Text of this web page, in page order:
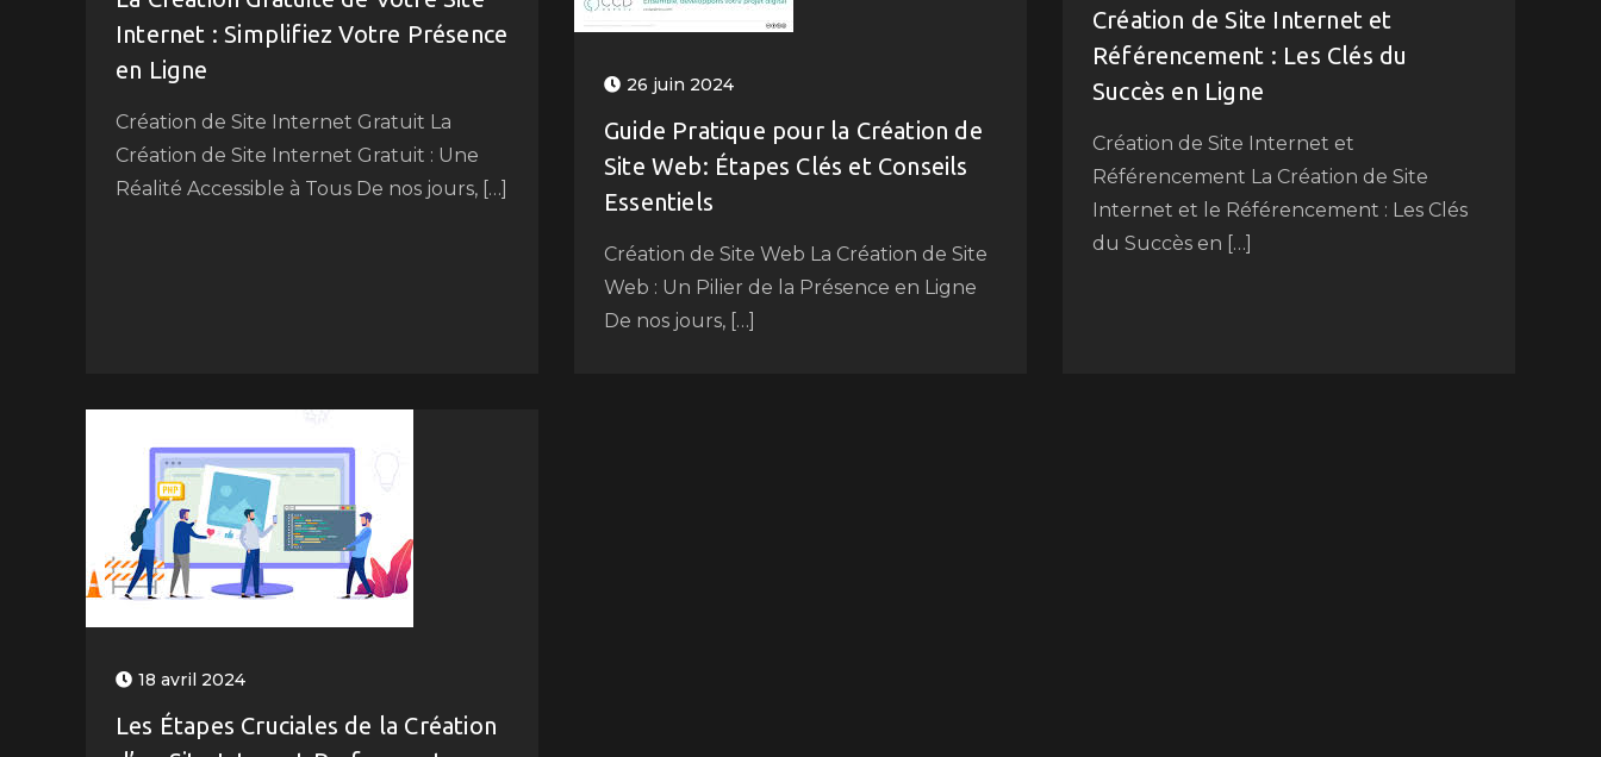
Internet : Simplifiez Votre Présence
en Ligne
Création de Site Internet Gratuit La
Création de Site Internet Gratuit : Une
Réalité Accessible à Tous De nos jours, […]
26 juin 2024
Guide Pratique pour la Création de
Site Web: Étapes Clés et Conseils
Essentiels
Création de Site Web La Création de Site
Web : Un Pilier de la Présence en Ligne
De nos jours, […]
Création de Site Internet et
Référencement : Les Clés du
Succès en Ligne
Création de Site Internet et
Référencement La Création de Site
Internet et le Référencement : Les Clés
du Succès en […]
18 avril 2024
Les Étapes Cruciales de la Création